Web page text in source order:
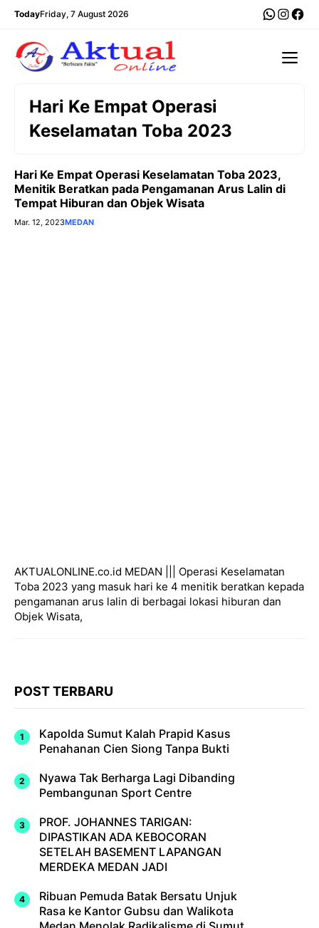
Langsung
TodayFriday, 7 August 2026
Hari Ke Empat Operasi
Keselamatan Toba 2023
Hari Ke Empat Operasi Keselamatan Toba 2023,
Menitik Beratkan pada Pengamanan Arus Lalin di
Tempat Hiburan dan Objek Wisata
Mar. 12, 2023MEDAN
AKTUALONLINE.co.id MEDAN ||| Operasi Keselamatan
Toba 2023 yang masuk hari ke 4 menitik beratkan kepada
pengamanan arus lalin di berbagai lokasi hiburan dan
Objek Wisata,
POST TERBARU
Kapolda Sumut Kalah Prapid Kasus
Penahanan Cien Siong Tanpa Bukti
Nyawa Tak Berharga Lagi Dibanding
Pembangunan Sport Centre
PROF. JOHANNES TARIGAN:
DIPASTIKAN ADA KEBOCORAN
SETELAH BASEMENT LAPANGAN
MERDEKA MEDAN JADI
Ribuan Pemuda Batak Bersatu Unjuk
Rasa ke Kantor Gubsu dan Walikota